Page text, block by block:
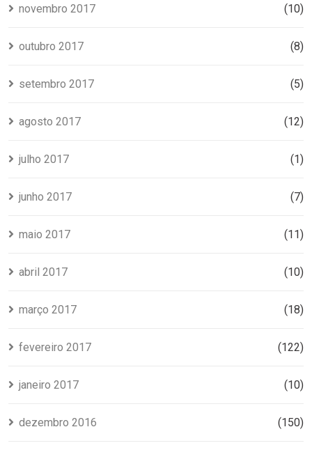
novembro 2017 (10)
outubro 2017 (8)
setembro 2017 (5)
agosto 2017 (12)
julho 2017 (1)
junho 2017 (7)
maio 2017 (11)
abril 2017 (10)
março 2017 (18)
fevereiro 2017 (122)
janeiro 2017 (10)
dezembro 2016 (150)